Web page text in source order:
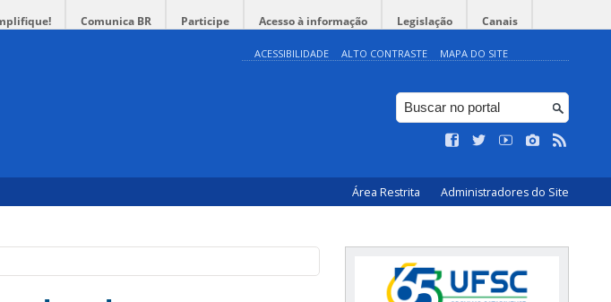
Comunica BR Participe Acesso à informação Legislação Canais
ACESSIBILIDADE ALTO CONTRASTE MAPA DO SITE
Área Restrita Administradores do Site